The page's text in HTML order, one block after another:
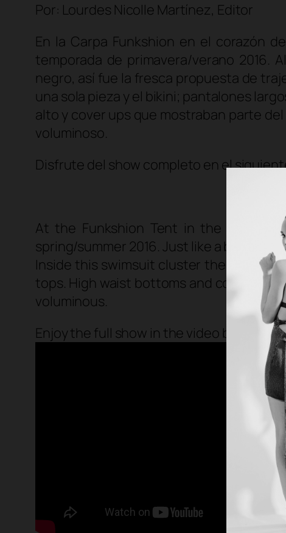
Por: Lourdes Nicolle Martínez, Editor
En la Carpa Funkshion en el corazón
temporada de primavera/verano 2016.
negro, así fue la fresca propuesta de
una sola pieza y el bikini; pantalones
alto y cover ups que mostraban parte
voluminoso.
Disfrute del show completo en el
At the Funkshion Tent in the heart of
spring/summer 2016. Just like a blurry
Inside this swimsuit cluster there were
tops. High waist bottoms and cover ups
voluminous.
Enjoy the full show in the video below.